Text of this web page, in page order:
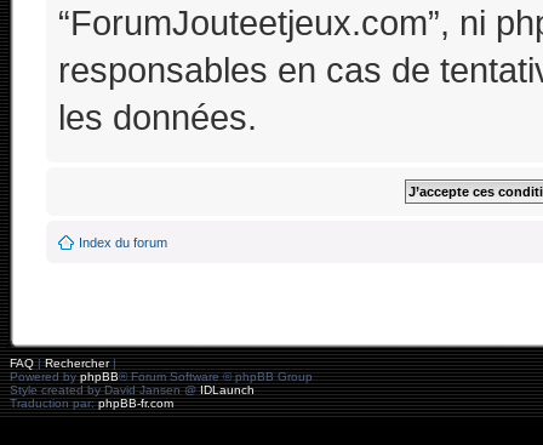
“ForumJouteetjeux.com”, ni
responsables en cas de
les données.
Index du forum
FAQ|Rechercher|
Powered byphpBB® Forum Software © phpBB Group
Style created by David Jansen @IDLaunch
Traduction par:phpBB-fr.com